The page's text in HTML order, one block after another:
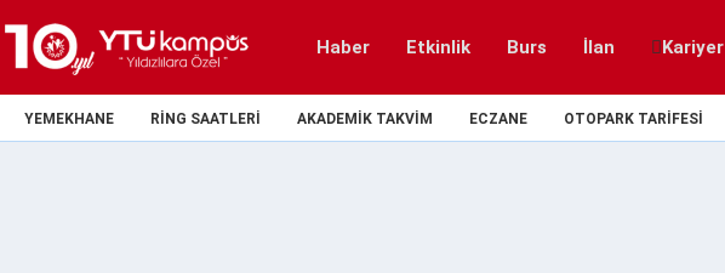
Haber Etkinlik Burs İlan Kariyer
YEMEKHANE RING SAATLERI AKADEMIK TAKVIM ECZANE OTOPARK TARIFESI